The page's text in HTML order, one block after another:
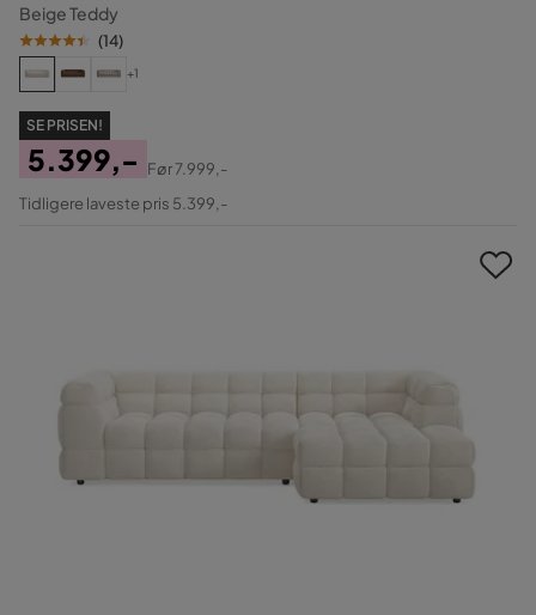
Beige Teddy
(14)
+1
SE PRISEN!
Pris
5.399,-
Original
Før7.999,-
Tidligere laveste pris 5.399,-